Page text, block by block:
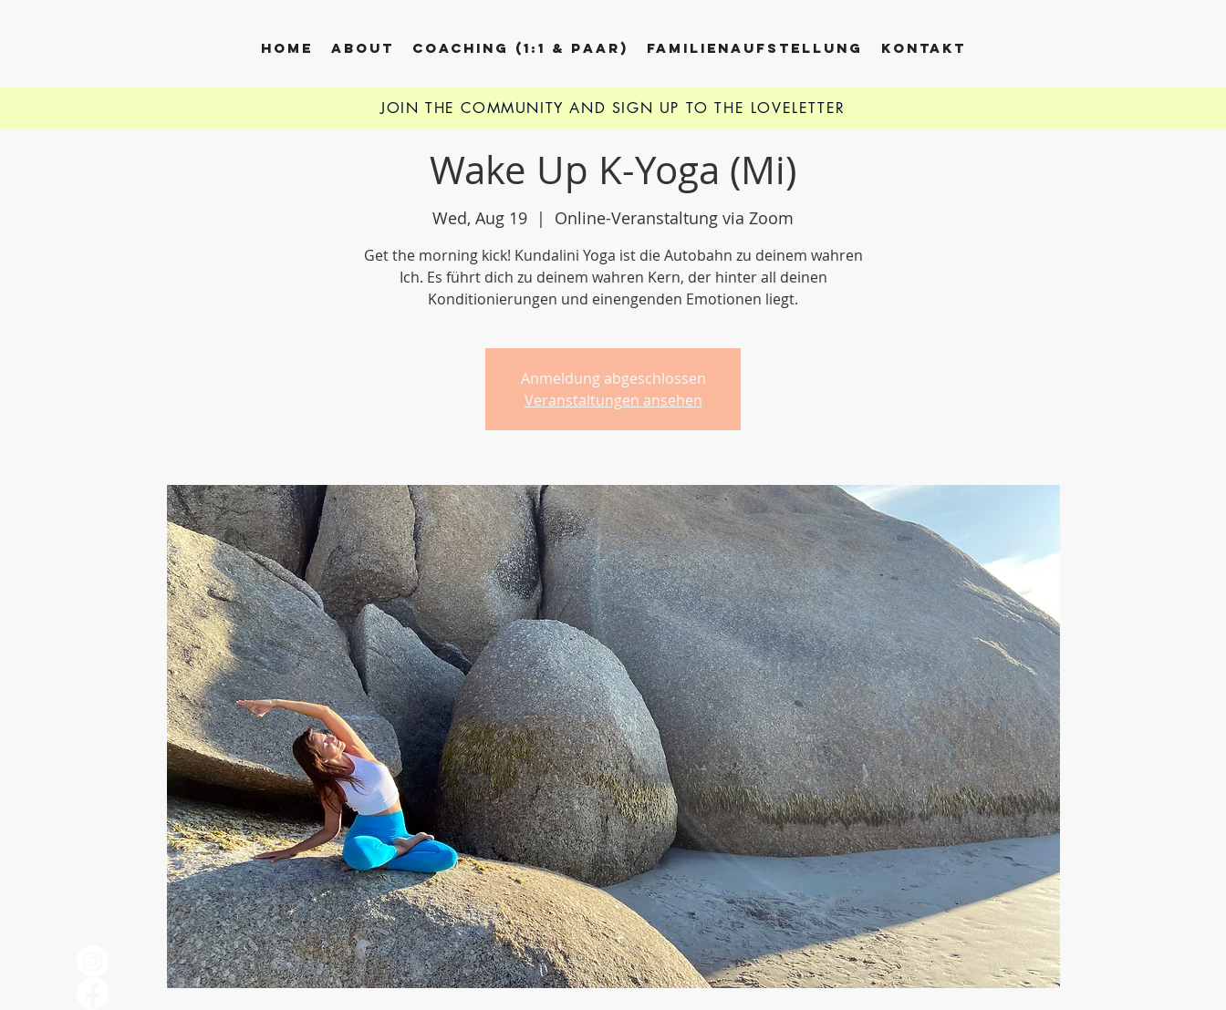
HOME ABOUT COACHING (1:1 & PAAR) FAMILIENAUFSTELLUNG KONTAKT
Wake Up K-Yoga (Mi)
Wed, Aug 19
  |
Online-Veranstaltung via Zoom
Get the morning kick! Kundalini Yoga ist die Autobahn zu deinem wahren
Ich. Es führt dich zu deinem wahren Kern, der hinter all deinen
Konditionierungen und einengenden Emotionen liegt.
Anmeldung abgeschlossen
Veranstaltungen ansehen
JOIN THE COMMUNITY AND SIGN UP TO THE LOVELETTER